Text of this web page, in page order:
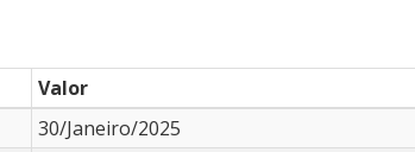
Valor
30/Janeiro/2025